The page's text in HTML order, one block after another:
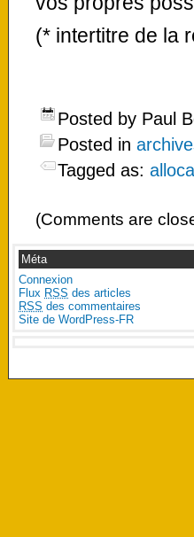
(* intertitre de la
Posted by Paul
Posted in
Tagged as:
(Comments are
Méta
Connexion
Flux RSS des articles
RSS des commentaires
Site de WordPress-FR